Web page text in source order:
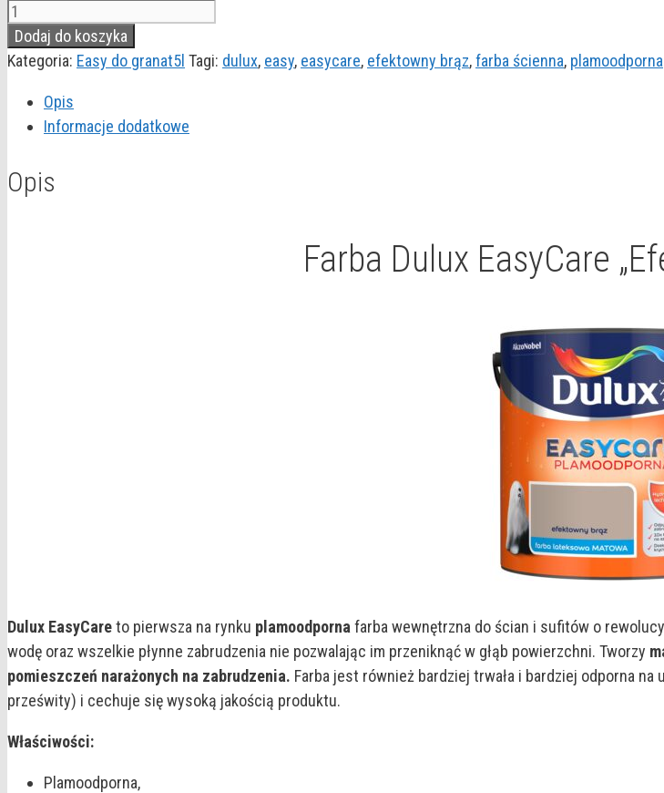
ilość
Farba
Dulux
"Efektowny
brąz"
Dodaj do koszyka
Kategoria: Easy do granat5l Tagi: dulux, easy, easycare, efektowny brąz,farba ścienna, plamoodporna
Opis
Informacje dodatkowe
Opis
Farba Dulux EasyCare
Dulux EasyCareto pierwsza na rynku plamoodporna farba wewnętrzna do ścian i sufitów o
wodę oraz wszelkie płynne zabrudzenia nie pozwalając im przeniknąć w głąb powierzchni. Tworzy
pomieszczeń narażonych na zabrudzenia. Farba jest również bardziej trwała i bardziej odporna
prześwity) i cechuje się wysoką jakością produktu.
Właściwości:
Plamoodporna,